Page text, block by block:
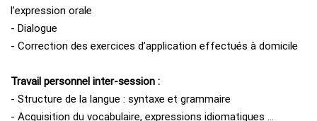
l’expression orale
- Dialogue
- Correction des exercices d’application effectués à domicile
Travail personnel inter-session :
- Structure de la langue : syntaxe et grammaire
- Acquisition du vocabulaire, expressions idiomatiques …